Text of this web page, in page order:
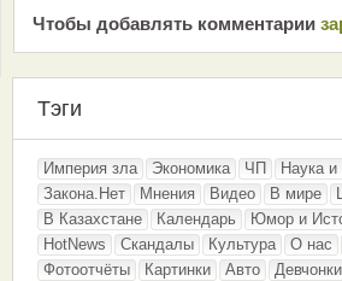
Чтобы добавлять комментарии
Тэги
Империя зла Экономика ЧП Наука и
Закона.Нет
Мнения Видео В мире
В Казахстане
Календарь Юмор и
HotNews
Скандалы Культура О нас
Фотоотчёты
Картинки Авто Девчонки